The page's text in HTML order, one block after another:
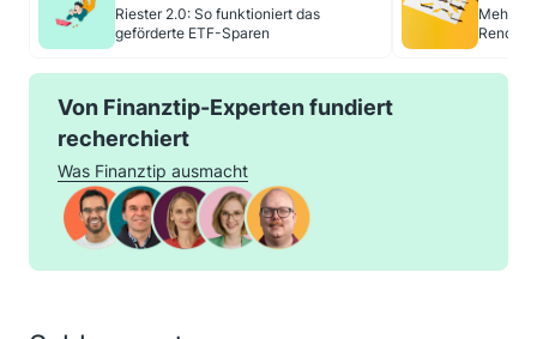
Riester 2.0: So funktioniert das
geförderte ETF-Sparen
Mehr
Rendite
Von Finanztip-Experten fundiert
recherchiert
Was Finanztip ausmacht